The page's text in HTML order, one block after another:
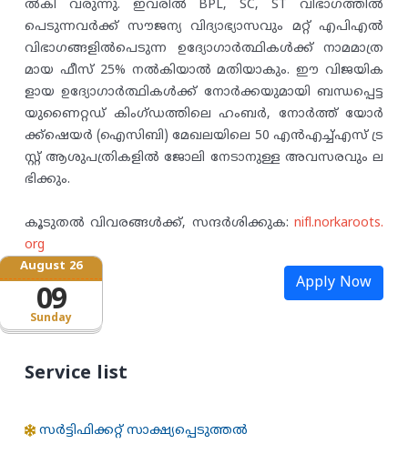
Sunday
August 26
09
ൽകി വരുന്നു. ഇവരിൽ BPL, SC, ST വിഭാഗത്തിൽ
പെടുന്നവർക്ക് സൗജന്യ വിദ്യാഭ്യാസവും മറ്റ് എപിഎൽ
വിഭാഗങ്ങളിൽപെടുന്ന ഉദ്യോഗാർത്ഥികൾക്ക് നാമമാത്ര
മായ ഫീസ് 25% നൽകിയാൽ മതിയാകും. ഈ വിജയിക
ളായ ഉദ്യോഗാർത്ഥികൾക്ക് നോർക്കയുമായി ബന്ധപ്പെട്ട
യുണൈറ്റഡ് കിംഗ്ഡത്തിലെ ഹംബർ, നോർത്ത് യോർ
ക്ക്ഷെയർ (ഐസിബി) മേഖലയിലെ 50 എൻഎച്ച്എസ് ട്ര
സ്റ്റ് ആശുപത്രികളിൽ ജോലി നേടാനുള്ള അവസരവും ല
ഭിക്കും.
കൂടുതൽ വിവരങ്ങൾക്ക്, സന്ദർശിക്കുക: nifl.norkaroots.
org
Apply Now
Service list
സർട്ടിഫിക്കറ്റ് സാക്ഷ്യപ്പെടുത്തൽ